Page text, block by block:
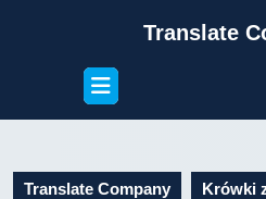
Translate
Open
Button
Translate Company Krówki